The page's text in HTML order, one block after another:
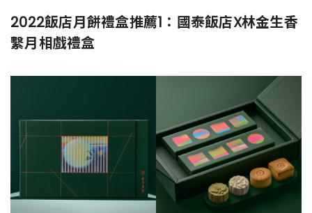
2022飯店月餅禮盒推薦1：國泰飯店X林金生香
繫月相戲禮盒